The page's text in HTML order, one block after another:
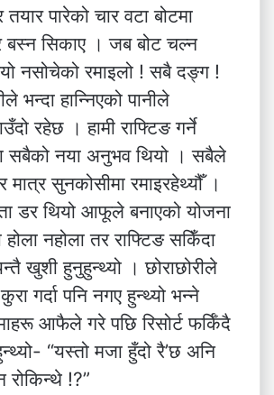
तयार पारेको चार वटा बोटमा
बस्न सिकाए । जब बोट चल्न
नसोचेको रमाइलो ! सबै दङ्ग !
भन्दा हान्निएको पानीले
रहेछ । हामी राफ्टिङ गर्ने
सबैको नया अनुभव थियो । सबैले
सुनकोसीमा रमाइरहेथ्यौँ ।
डर थियो आफूले बनाएको योजना
नहोला तर राफ्टिङ सकिँदा
खुशी हुनुहुन्थ्यो । छोराछोरीले
गर्दा पनि नगए हुन्थ्यो भन्ने
आफैले गरे पछि रिसोर्ट फर्किँदै
“यस्तो मजा हुँदो रै’छ अनि
रोकिन्थे !?”